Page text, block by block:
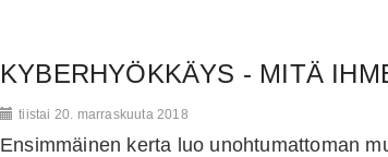
KYBERHYÖKKÄYS - MITÄ
tiistai 20. marraskuuta 2018
Ensimmäinen kerta luo unohtumattoman